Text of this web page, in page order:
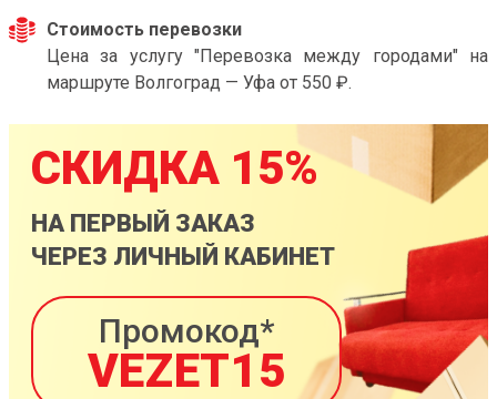
Стоимость перевозки
Цена за услугу "Перевозка между городами" на
маршруте Волгоград — Уфа от 550 ₽.
СКИДКА 15%
НА ПЕРВЫЙ ЗАКАЗ
ЧЕРЕЗ ЛИЧНЫЙ КАБИНЕТ
Промокод*
VEZET15